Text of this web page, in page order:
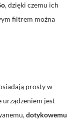
, dzięki czemu ich
filtrem można
prosty w
urządzeniem jest
dotykowemu